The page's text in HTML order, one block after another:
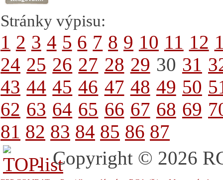
Stránky výpisu:
1 2 3 4 5 6 7 8 9 10 11 12
24 25 26 27 28 29 30 31
43 44 45 46 47 48 49 50
62 63 64 65 66 67 68 69
81 82 83 84 85 86 87
Copyright © 2026